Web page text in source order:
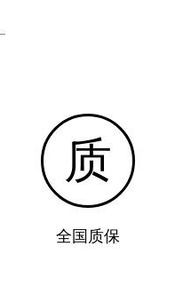
质
全国质保